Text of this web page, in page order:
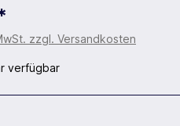
zzgl. Versandkosten
verfügbar